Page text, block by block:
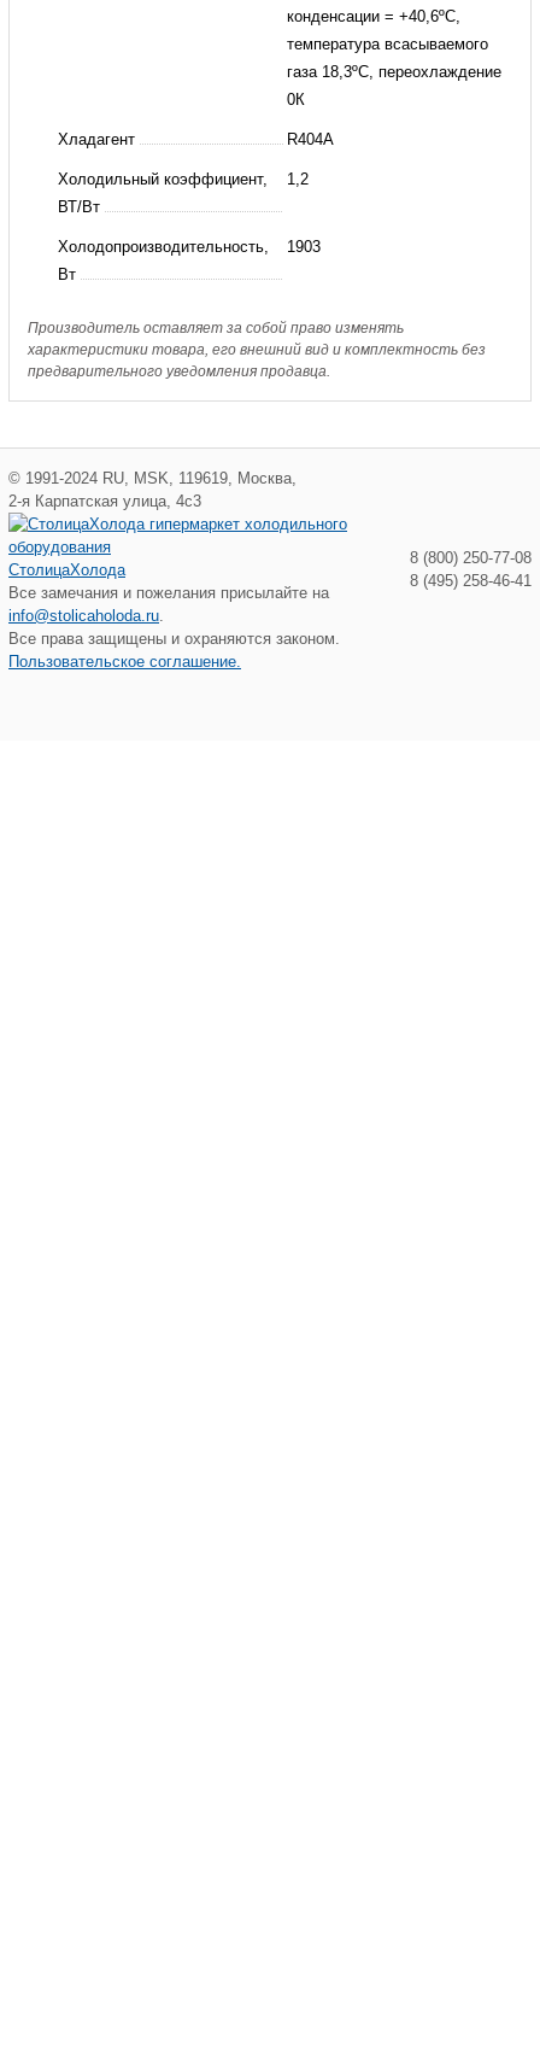
конденсации = +40,6ºC,
температура всасываемого
газа 18,3ºC, переохлаждение
0К
Хладагент R404A
Холодильный коэффициент,
ВТ/Вт
1,2
Холодопроизводительность,
Вт
1903
Производитель оставляет за собой право изменять
характеристики товара, его внешний вид и комплектность без
предварительного уведомления продавца.
© 1991-2024 RU MSK 119619 Москва
2-я Карпатская улица, 4с3
СтолицаХолода
Все замечания и пожелания присылайте на
info@stolicaholoda.ru
Все права защищены и охраняются законом.
Пользовательское соглашение.
8 (800) 250-77-08
8 (495) 258-46-41